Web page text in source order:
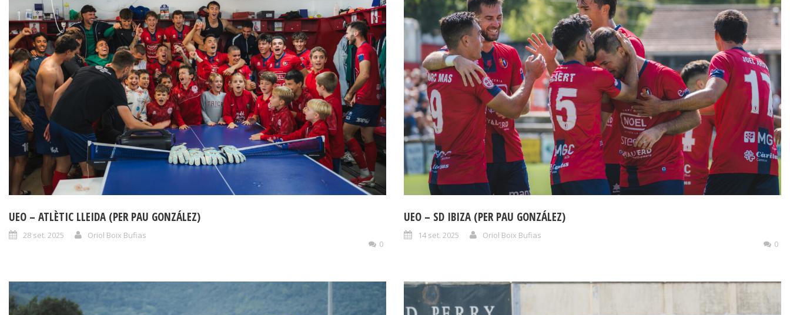
UEO – ATLÈTIC LLEIDA (PER PAU GONZÁLEZ)
28 set. 2025
Oriol Boix Bufias
0
UEO – SD IBIZA (PER PAU GONZÁLEZ)
14 set. 2025
Oriol Boix Bufias
0